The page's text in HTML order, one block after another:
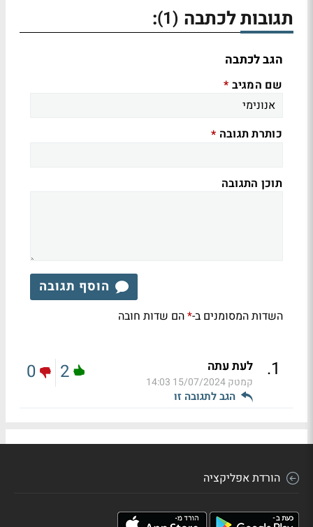
תגובות לכתבה (1)
:
הגב לכתבה
שם המגיב *
כותרת תגובה *
תוכן התגובה
הוסף תגובה
השדות המסומנים ב-*הם שדות חובה
1
. לעת עתה
קמטק15/07/2024 14:03
הגב לתגובה זו
2
0
הורדת אפליקציה